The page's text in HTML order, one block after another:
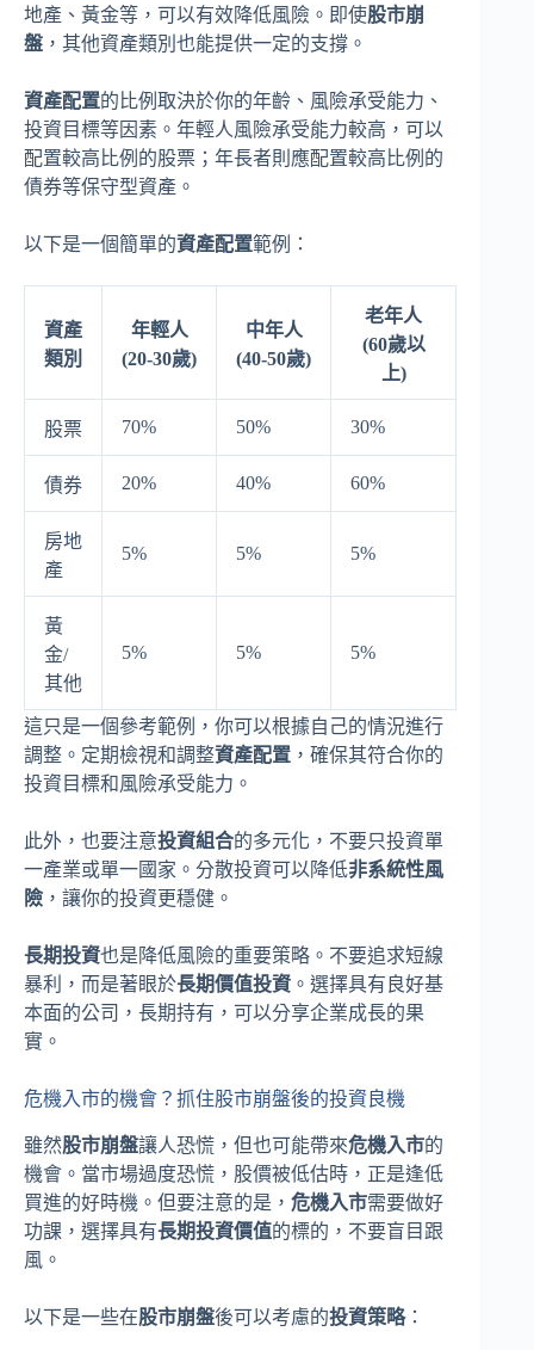
地產、黃金等，可以有效降低風險。即使股市崩
盤 ，其他資產類別也能提供一定的支撐。
資產配置的比例取決於你的年齡、風險承受能力、
投資目標等因素。年輕人風險承受能力較高，可以
配置較高比例的股票；年長者則應配置較高比例的
債券等保守型資產。
以下是一個簡單的資產配置範例：
資產
類別
年輕人
(20-30歲)
中年人
(40-50歲)
老年人
(60歲以
上)
股票 70% 50% 30%
債券 20% 40% 60%
房地
產
5% 5% 5%
黃
金/
其他
5% 5% 5%
這只是一個參考範例，你可以根據自己的情況進行
調整。定期檢視和調整資產配置 ，確保其符合你的
投資目標和風險承受能力。
此外，也要注意投資組合的多元化，不要只投資單
一產業或單一國家。分散投資可以降低非系統性風
險 ，讓你的投資更穩健。
長期投資也是降低風險的重要策略。不要追求短線
暴利，而是著眼於長期價值投資 。選擇具有良好基
本面的公司，長期持有，可以分享企業成長的果
實。
危機入市的機會？抓住股市崩盤後的投資良機
雖然股市崩盤讓人恐慌，但也可能帶來危機入市的
機會。當市場過度恐慌，股價被低估時，正是逢低
買進的好時機。但要注意的是， 危機入市需要做好
功課，選擇具有長期投資價值的標的，不要盲目跟
風。
以下是一些在股市崩盤後可以考慮的投資策略：